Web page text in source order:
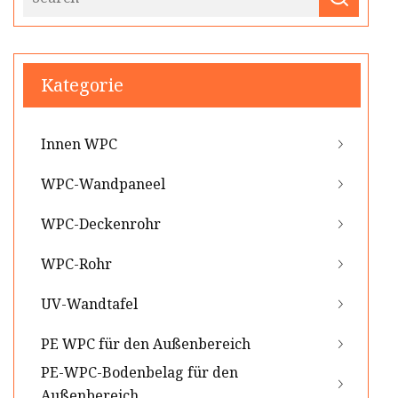
Kategorie
Innen WPC
WPC-Wandpaneel
WPC-Deckenrohr
WPC-Rohr
UV-Wandtafel
PE WPC für den Außenbereich
PE-WPC-Bodenbelag für den